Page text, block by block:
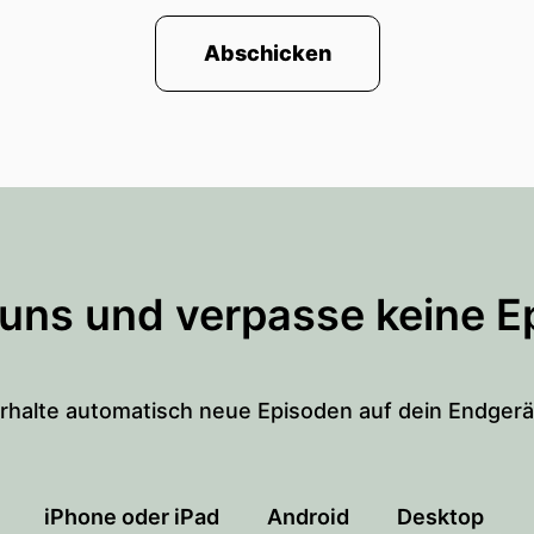
Abschicken
und verpasse keine
automatisch neue Episoden auf dein
iPhone oder iPad Android Desktop